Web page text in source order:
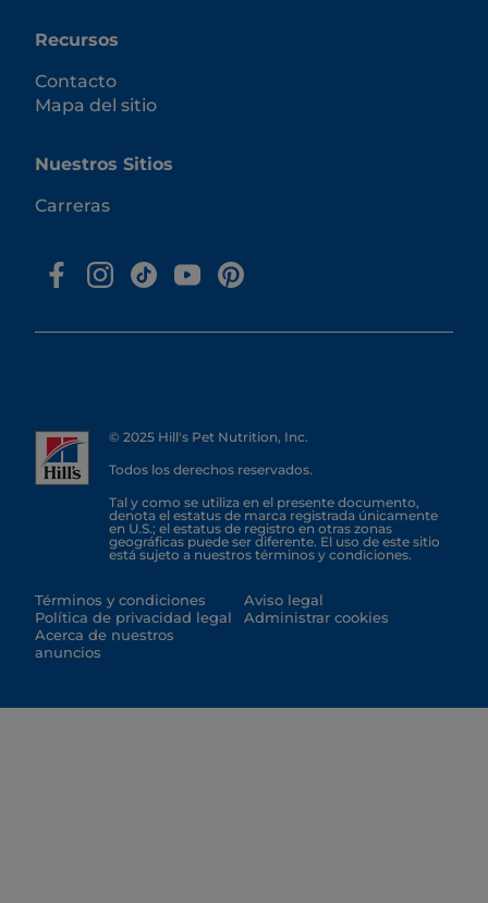
Recursos
Contacto
Mapa del sitio
Nuestros Sitios
Carreras
© 2025 Hill's Pet Nutrition, Inc.
Todos los derechos reservados.
Tal y como se utiliza en el presente documento,
denota el estatus de marca registrada únicamente
en U.S.; el estatus de registro en otras zonas
geográficas puede ser diferente. El uso de este sitio
está sujeto a nuestros términos y condiciones.
Términos y condiciones
Política de privacidad legal
Acerca de nuestros
anuncios
Aviso legal
Administrar cookies